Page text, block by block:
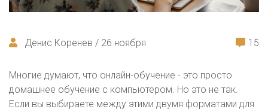
Денис Коренев / 26 ноября 15
Многие думают, что онлайн-обучение - это просто
домашнее обучение с компьютером. Но это не так.
Если вы выбираете между этими двумя форматами для